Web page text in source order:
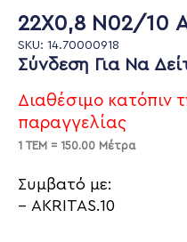
22X0,8 Ν02/10
SKU: 14.70000918
Σύνδεση Για Να
Διαθέσιμο κατόπιν
παραγγελίας
1 ΤΕΜ = 150.00 Μέτρα
Συμβατό με:
– AKRITAS.10